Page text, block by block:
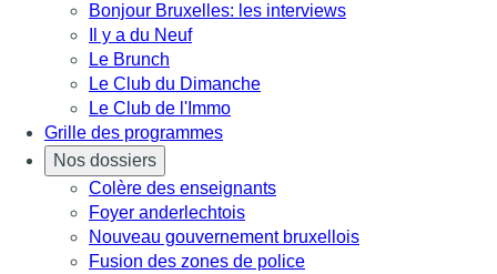
Bonjour Bruxelles: les interviews
Il y a du Neuf
Le Brunch
Le Club du Dimanche
Le Club de l'Immo
Grille des programmes
Nos dossiers
Colère des enseignants
Foyer anderlechtois
Nouveau gouvernement bruxellois
Fusion des zones de police